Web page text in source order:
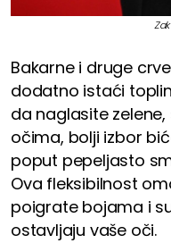
Bakarne i druge
dodatno istaći
da naglasite
očima, bolji izbor
poput pepeljasto
Ova fleksibilnost
poigrate bojama i
ostavljaju vaše oči.